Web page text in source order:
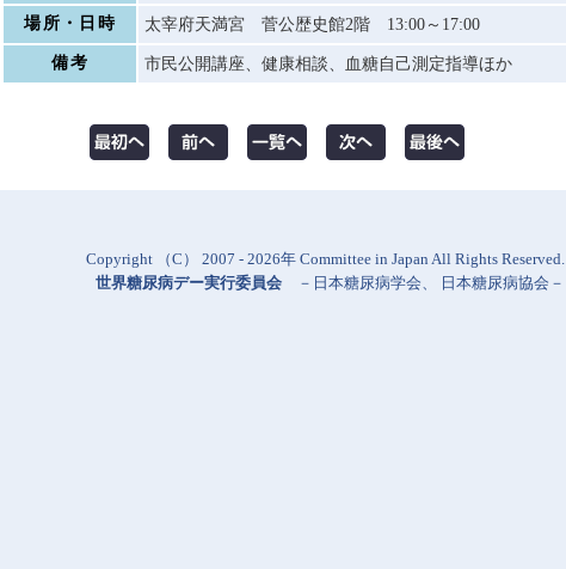
場所・日時 太宰府天満宮 菅公歴史館2階 13:00～17:00
備考 市民公開講座、健康相談、血糖自己測定指導ほか
Copyright （C） 2007 - 2026年 Committee in Japan All Rights Reserved.
世界糖尿病デー実行委員会 － 日本糖尿病学会、 日本糖尿病協会 －